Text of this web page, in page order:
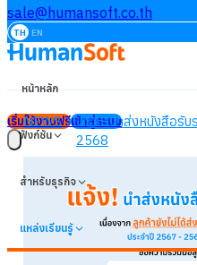
sale@humansoft.co.th
TH EN
หน้าหลัก
ฟังก์ชัน
สำหรับธุรกิจ
แหล่งเรียนรู้
เริ่มใช้งานฟรีเข้าสู่ระบบ
NEWS
เตือน! นำส่งหนังสือรั
2568